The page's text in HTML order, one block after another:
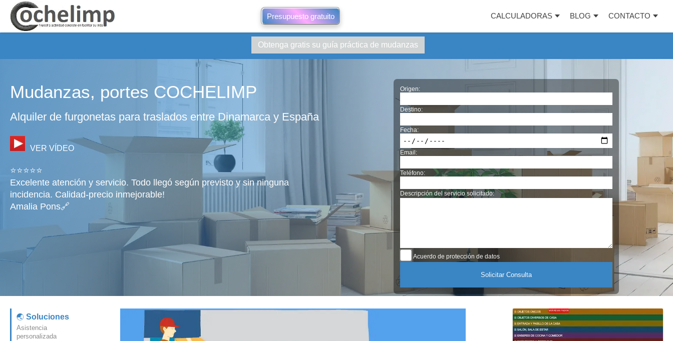
Presupuesto gratuito CALCULADORAS BLOG CONTACTO
Obtenga gratis su guía práctica de mudanzas
Mudanzas, portes COCHELIMP
Alquiler de furgonetas para traslados entre Dinamarca y España
VER VÍDEO
⭐⭐⭐⭐⭐
Excelente atención y servicio. Todo llegó según previsto y sin ninguna
incidencia. Calidad-precio inmejorable!
Amalia Pons🔗
Origen:
Destino:
Fecha:
Email:
Teléfono:
Descripción del servicio solicitado:
Acuerdo de protección de datos
Soluciones
Asistencia
personalizada